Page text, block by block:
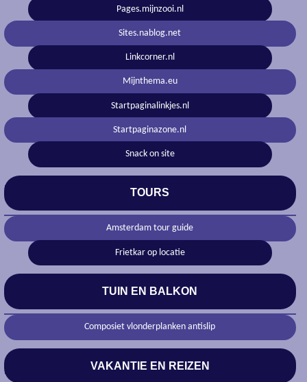
Pages.mijnzooi.nl
Sites.nablog.net
Linkcorner.nl
Mijnthema.eu
Startpaginalinkjes.nl
Startpaginazone.nl
Snack on site
TOURS
Amsterdam tour guide
Frietkar op locatie
TUIN EN BALKON
Composiet vlonderplanken antislip
VAKANTIE EN REIZEN